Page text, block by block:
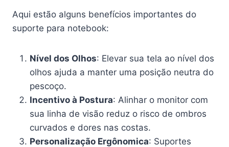
Aqui estão alguns benefícios importantes do
suporte para notebook:
Nível dos Olhos: Elevar sua tela ao nível dos
olhos ajuda a manter uma posição neutra do
pescoço.
Incentivo à Postura: Alinhar o monitor com
sua linha de visão reduz o risco de ombros
curvados e dores nas costas.
Personalização Ergônomica: Suportes